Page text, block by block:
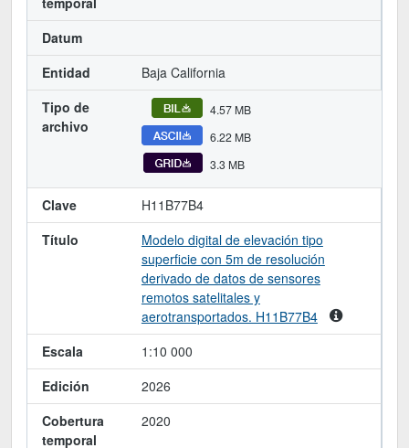
Datum
Entidad
Baja California
Tipo de
archivo
4.57 MB
6.22 MB
3.3 MB
Clave
H11B77B4
Título
Modelo digital de elevación tipo
superficie con 5m de resolución
derivado de datos de sensores
remotos satelitales y
aerotransportados. H11B77B4
Escala
1:10 000
Edición
2026
Cobertura
temporal
2020